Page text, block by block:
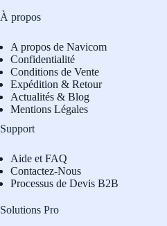
À propos
A propos de Navicom
Confidentialité
Conditions de Vente
Expédition & Retour
Actualités & Blog
Mentions Légales
Support
Aide et FAQ
Contactez-Nous
Processus de Devis B2B
Solutions Pro